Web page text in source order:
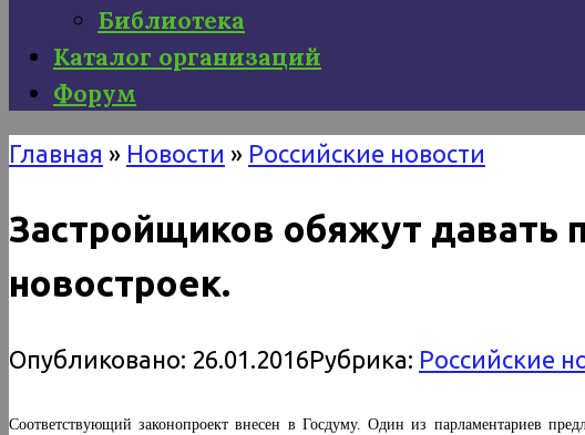
Библиотека
Каталог организаций
Форум
Главная » Новости » Российские новости
Застройщиков обяжут давать
новостроек.
Опубликовано: 26.01.2016Рубрика: Российские
Соответствующий законопроект внесен в Госдуму. Один из парламентариев